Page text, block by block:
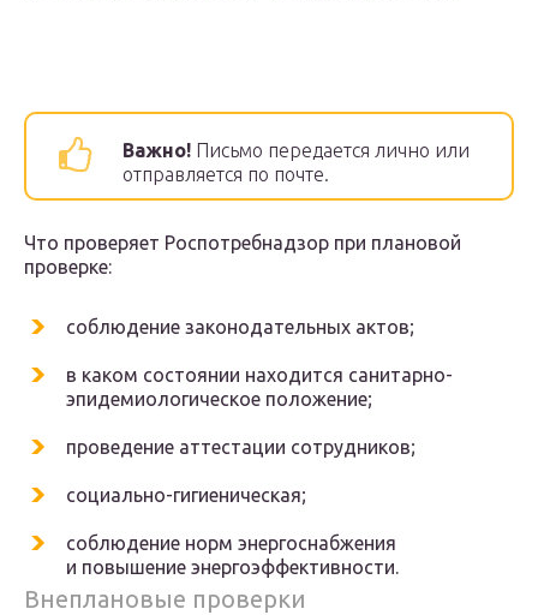
Важно! Письмо передается лично или
отправляется по почте.
Что проверяет Роспотребнадзор при плановой
проверке:
соблюдение законодательных актов;
в каком состоянии находится санитарно-
эпидемиологическое положение;
проведение аттестации сотрудников;
социально-гигиеническая;
соблюдение норм энергоснабжения
и повышение энергоэффективности.
Внеплановые проверки